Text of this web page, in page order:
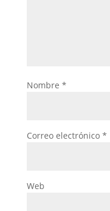
Nombre *
Correo electrónico *
Web